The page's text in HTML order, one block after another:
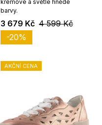
krémové a světle hnědé
barvy.
3 679 Kč 4 599 Kč
-20%
AKČNÍ CENA